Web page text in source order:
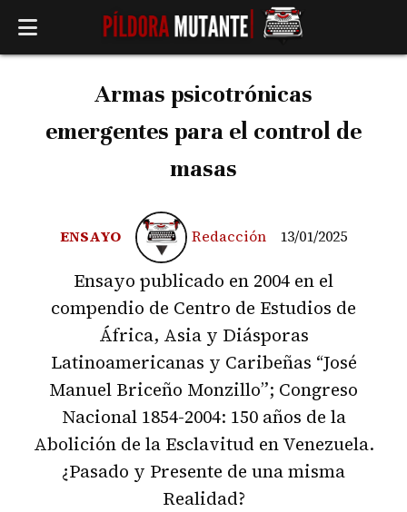
Armas psicotrónicas
emergentes para el control de
masas
Ensayo publicado en 2004 en el
compendio de Centro de Estudios de
África, Asia y Diásporas
Latinoamericanas y Caribeñas “José
Manuel Briceño Monzillo”; Congreso
Nacional 1854-2004: 150 años de la
Abolición de la Esclavitud en Venezuela.
¿Pasado y Presente de una misma
Realidad?
ENSAYO 13/01/2025
Redacción